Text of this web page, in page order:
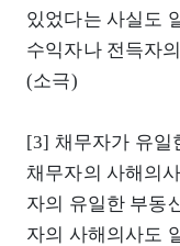
있었다는 사실도
수익자나 전득자
(소극)
[3] 채무자가 유일
채무자의 사해의
자의 유일한 부동
자의 사해의사도